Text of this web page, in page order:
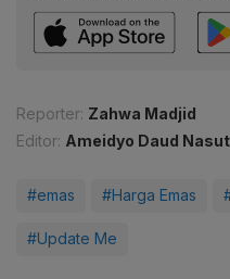
Reporter: Zahwa Madjid
Editor: Ameidyo Daud
#emas #Harga Emas
#Update Me